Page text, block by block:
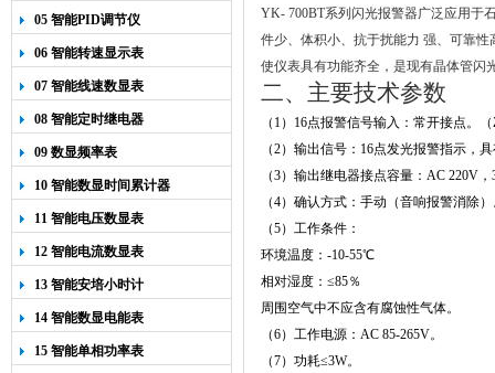
05 智能PID调节仪
06 智能转速显示表
07 智能线速数显表
08 智能定时继电器
09 数显频率表
10 智能数显时间累计器
11 智能电压数显表
12 智能电流数显表
13 智能安培小时计
14 智能数显电能表
15 智能单相功率表
YK- 700BT系列闪光报警器广泛应用于
件少、体积小、抗于扰能力 强、可靠
使仪表具有功能齐全，是现有晶体管闪
二、主要技术参数
（1）16点报警信号输入：常开接点。
（2）输出信号：16点发光报警指示，
（3）输出继电器接点容量：AC 220V
（4）确认方式：手动（音响报警消除
（5）工作条件：
环境温度：-10-55℃
相对湿度：≤85％
周围空气中不应含有腐蚀性气体。
（6）工作电源：AC 85-265V。
（7）功耗≤3W。